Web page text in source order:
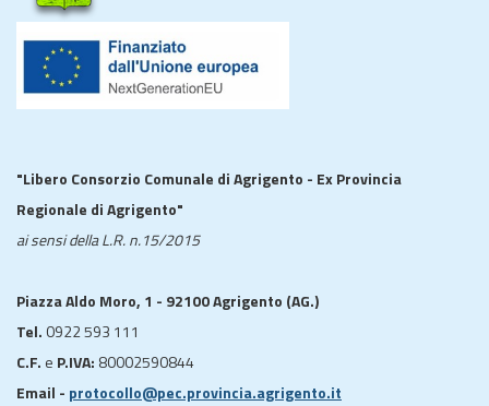
"Libero Consorzio Comunale di Agrigento - Ex Provincia
Regionale di Agrigento"
ai sensi della L.R. n.15/2015
Piazza Aldo Moro, 1 - 92100 Agrigento (AG.)
Tel. 0922 593 111
C.F. e P.IVA: 80002590844
Email - protocollo@pec.provincia.agrigento.it